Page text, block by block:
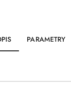
PARAMETRY